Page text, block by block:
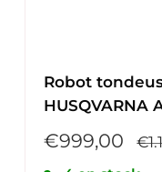
Robot
HUSQVARNA
Prix
€999,00